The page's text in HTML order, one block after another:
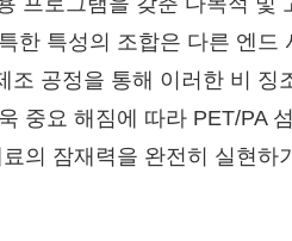
한 특성의 조합은 다른 엔드
공정을 통해 이러한 비 징
중요 해짐에 따라 PET/PA
의 잠재력을 완전히 실현하